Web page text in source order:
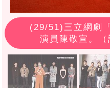
(29/51)三立網劇
演員陳敬宣。（